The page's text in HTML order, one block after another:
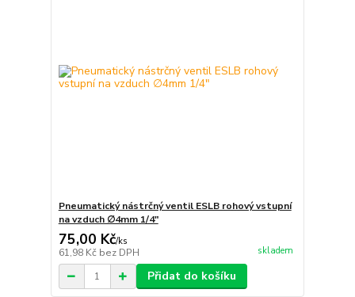
Pneumatický nástrčný ventil ESLB rohový vstupní
na vzduch ∅4mm 1/4"
75,00 Kč/ks
61,98 Kč bez DPH skladem
Přidat do košíku